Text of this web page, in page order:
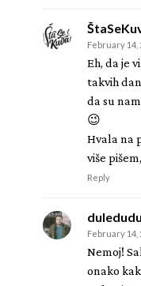
February 14,
Eh, da je
takvih
da su
😉
Hvala na
više
Reply
February 14,
Nemoj!
onako